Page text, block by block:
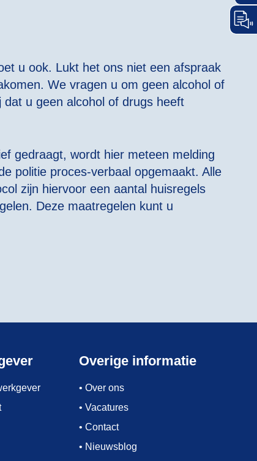
u ook. Lukt het ons niet een afspraak
We vragen u om geen alcohol of
u geen alcohol of drugs heeft
gedraagt, wordt hier meteen melding
politie proces-verbaal opgemaakt. Alle
zijn hiervoor een aantal huisregels
Deze maatregelen kunt u
Overige informatie
• Over ons
• Vacatures
• Contact
• Nieuwsblog